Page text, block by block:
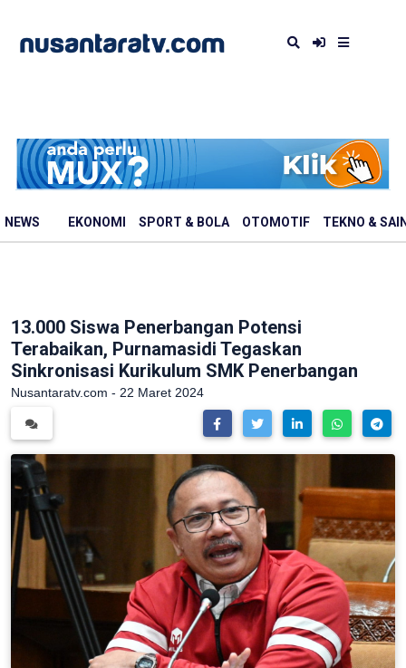
NEWS EKONOMI SPORT & BOLA OTOMOTIF TEKNO &
13.000 Siswa Penerbangan Potensi
Terabaikan, Purnamasidi Tegaskan
Sinkronisasi Kurikulum SMK Penerbangan
Nusantaratv.com - 22 Maret 2024